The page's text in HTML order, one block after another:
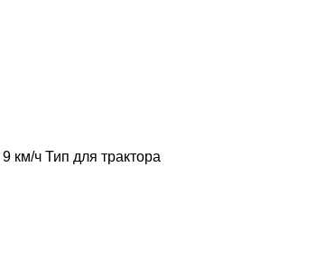
9 км/ч Тип для трактора